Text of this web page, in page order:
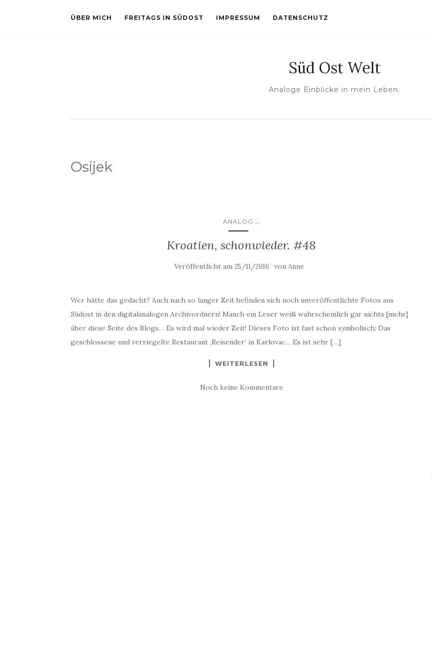
ÜBER MICH FREITAGS IN SÜDOST IMPRESSUM DATENSCHUTZ
Süd Ost Welt
Analoge Einblicke in mein Leben.
Osijek
ANALOG ...
Kroatien, schonwieder. #48
Veröffentlicht am25/11/2016 vonAnne
Wer hätte das gedacht? Auch nach so langer Zeit befinden sich noch unveröffentlichte Fotos aus
Südost in den digitalanalogen Archivordnern! Manch ein Leser weiß wahrscheinlich gar nichts [mehr]
über diese Seite des Blogs… Es wird mal wieder Zeit! Dieses Foto ist fast schon symbolisch: Das
geschlossene und verriegelte Restaurant ‚Reisender‘ in Karlovac… Es ist sehr […]
WEITERLESEN
Noch keine Kommentare